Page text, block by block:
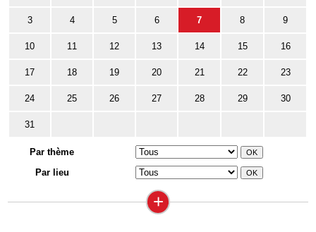
3 4 5 6 7 8 9
10 11 12 13 14 15 16
17 18 19 20 21 22 23
24 25 26 27 28 29 30
31
Par thème
Par lieu
+